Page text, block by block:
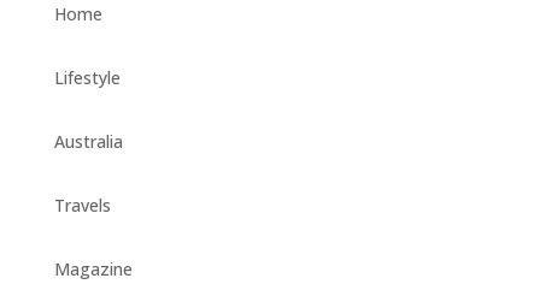
Home
Lifestyle
Australia
Travels
Magazine